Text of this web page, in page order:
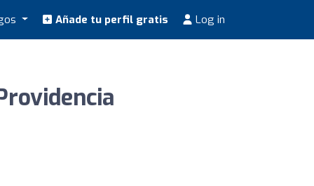
Añade tu perfil gratis Log in